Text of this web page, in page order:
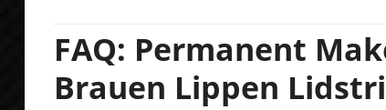
FAQ: Permanent
Brauen Lippen